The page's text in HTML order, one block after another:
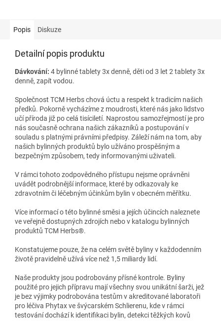
Popis Diskuze
Detailní popis produktu
Dávkování: 4 bylinné tablety 3x denně, děti od 3 let 2 tablety 3x
denně, zapít vodou.
Společnost TCM Herbs chová úctu a respekt k tradicím našich
předků. Pokorně vycházíme z moudrosti, které nás jako lidstvo
učí příroda již po celá tisíciletí. Naprostou samozřejmostí je pro
nás současně ochrana našich zákazníků a postupování v
souladu s platnými právními předpisy. Záleží nám na tom, aby
našich bylinných produktů bylo užíváno prospěšným a
bezpečným způsobem, tedy informovanými uživateli.
V rámci tohoto zodpovědného přístupu nejsme oprávněni
uvádět podrobnější informace, které by odkazovaly ke
zdravotním či léčebným účinkům bylin v obecném měřítku.
Více informací o této bylinné směsi a jejích účincích naleznete
ve veřejně dostupných zdrojích nebo v katalogu bylinných
produktů TCM Herbs®.
Konstatujeme pouze, že na celém světě byliny v každodenním
životě pravidelně užívá více než 1,5 miliardy lidí.
Naše produkty jsou podrobovány přísné kontrole. Byliny
použité pro jejich přípravu mají všechny svou unikátní šarži, jež
je bez výjimky podrobována testům v akreditované laboratoři
pro léčiva Phytax ve švýcarském Schlierenu, kde v rámci
testování dochází k identifikaci bylin, detekci těžkých kovů